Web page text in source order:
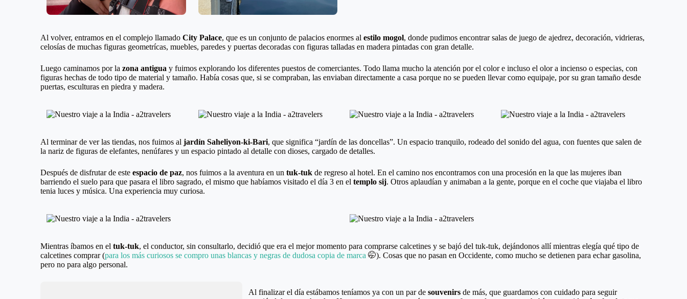
Al volver, entramos en el complejo llamadoCity Palace, que es un conjunto de palacios enormes alestilo mogol, donde pudimos encontrar salas de juego de ajedrez, decoración, vidrieras,
celosías de muchas figuras geometrícas, muebles, paredes y puertas decoradas con figuras talladas en madera pintadas con gran detalle.
Luego caminamos por la zona antigua y fuimos explorando los diferentes puestos de comerciantes. Todo llama mucho la atención por el color e incluso el olor a incienso o especias, con
figuras hechas de todo tipo de material y tamaño. Había cosas que, si se compraban, las enviaban directamente a casa porque no se pueden llevar como equipaje, por su gran tamaño desde
puertas, esculturas en piedra y madera.
Al terminar de ver las tiendas, nos fuimos aljardín Saheliyon-ki-Bari, que significa “jardín de las doncellas”. Un espacio tranquilo, rodeado del sonido del agua, con fuentes que salen de
la nariz de figuras de elefantes, nenúfares y un espacio pintado al detalle con dioses, cargado de detalles.
Después de disfrutar de esteespacio de paz, nos fuimos a la aventura en untuk-tuk de regreso al hotel. En el camino nos encontramos con una procesión en la que las mujeres iban
barriendo el suelo para que pasara el libro sagrado, el mismo que habíamos visitado el día 3 en eltemplo sij. Otros aplaudían y animaban a la gente, porque en el coche que viajaba el libro
tenia luces y música. Una experiencia muy curiosa.
Mientras íbamos en eltuk-tuk, el conductor, sin consultarlo, decidió que era el mejor momento para comprarse calcetines y se bajó del tuk-tuk, dejándonos allí mientras elegía qué tipo de
calcetines comprar (para los más curiosos se compro unas blancas y negras de dudosa copia de marca 🤭). Cosas que no pasan en Occidente, como mucho se detienen para echar gasolina,
pero no para algo personal.
Al finalizar el día estábamos teníamos ya con un par desouvenirs de más, que guardamos con cuidado para seguir